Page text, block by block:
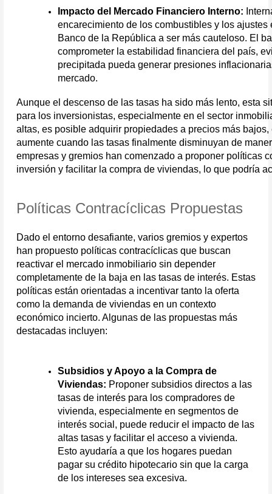
Impacto del Mercado Financiero Interno:
encarecimiento de los combustibles y los
Banco de la República a ser más cauteloso. El
comprometer la estabilidad financiera del país,
precipitada pueda generar presiones
mercado.
Aunque el descenso de las tasas ha sido más lento, esta
para los inversionistas, especialmente en el sector
altas, es posible adquirir propiedades a precios más
aumente cuando las tasas finalmente disminuyan de
empresas y gremios han comenzado a proponer políticas
inversión y facilitar la compra de viviendas, lo que podría
Políticas Contracíclicas Propuestas
Dado el entorno desafiante, varios gremios y expertos
han propuesto políticas contracíclicas que buscan
reactivar el mercado inmobiliario sin depender
completamente de la baja en las tasas de interés. Estas
políticas están orientadas a incentivar tanto la oferta
como la demanda de viviendas en un contexto
económico incierto. Algunas de las propuestas más
destacadas incluyen:
Subsidios y Apoyo a la Compra de
Viviendas: Proponer subsidios directos a las
tasas de interés para los compradores de
vivienda, especialmente en segmentos de
interés social, puede reducir el impacto de las
altas tasas y facilitar el acceso a vivienda.
Esto ayudaría a que los hogares puedan
pagar su crédito hipotecario sin que la carga
de los intereses sea excesiva.